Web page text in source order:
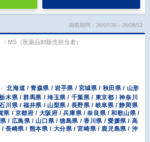
掲載期間：26/07/30～26/08/12
MS（医薬品卸販売担当者）
北海道 / 青森県 / 岩手県 / 宮城県 / 秋田県 / 山形
木県 / 群馬県 / 埼玉県 / 千葉県 / 東京都 / 神奈川
川県 / 福井県 / 山梨県 / 長野県 / 岐阜県 / 静岡県
県 / 京都府 / 大阪府 / 兵庫県 / 奈良県 / 和歌山県 /
/ 広島県 / 山口県 / 徳島県 / 香川県 / 愛媛県 / 高
長崎県 / 熊本県 / 大分県 / 宮崎県 / 鹿児島県 / 沖